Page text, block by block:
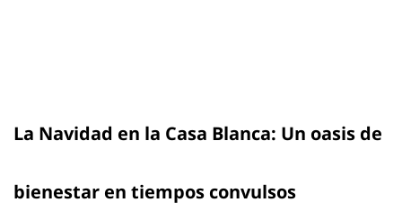
La Navidad en la Casa Blanca: Un oasis de
bienestar en tiempos convulsos